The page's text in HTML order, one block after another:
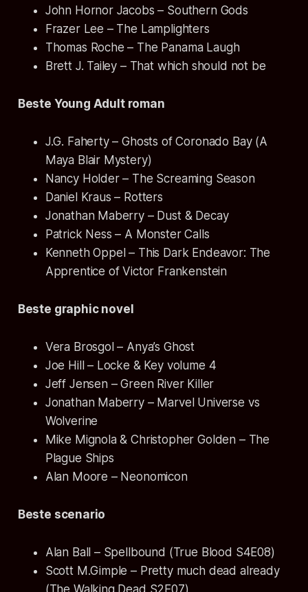
John Hornor Jacobs – Southern Gods
Frazer Lee – The Lamplighters
Thomas Roche – The Panama Laugh
Brett J. Tailey – That which should not be
Beste Young Adult roman
J.G. Faherty – Ghosts of Coronado Bay (A
Maya Blair Mystery)
Nancy Holder – The Screaming Season
Daniel Kraus – Rotters
Jonathan Maberry – Dust & Decay
Patrick Ness – A Monster Calls
Kenneth Oppel – This Dark Endeavor: The
Apprentice of Victor Frankenstein
Beste graphic novel
Vera Brosgol – Anya’s Ghost
Joe Hill – Locke & Key volume 4
Jeff Jensen – Green River Killer
Jonathan Maberry – Marvel Universe vs
Wolverine
Mike Mignola & Christopher Golden – The
Plague Ships
Alan Moore – Neonomicon
Beste scenario
Alan Ball – Spellbound (True Blood S4E08)
Scott M.Gimple – Pretty much dead already